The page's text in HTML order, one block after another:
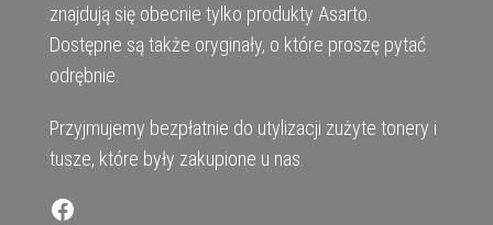
znajdują się obecnie tylko produkty Asarto.
Dostępne są także oryginały, o które proszę pytać
odrębnie.
Przyjmujemy bezpłatnie do utylizacji zużyte tonery i
tusze, które były zakupione u nas.
Facebook